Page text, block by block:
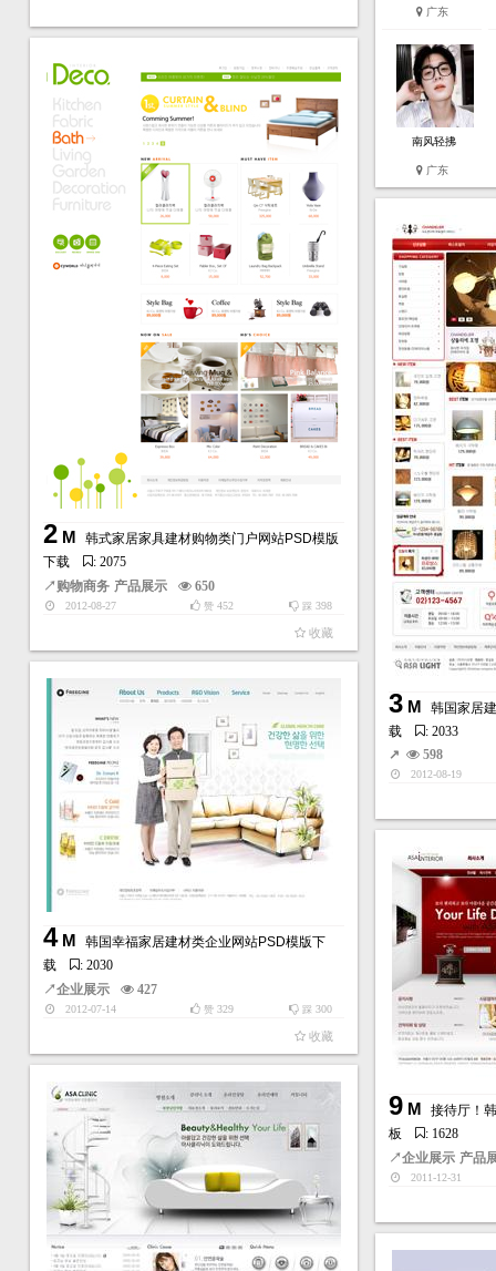
广东
南风轻拂
广东
2M
韩式家居家具建材购物类门户网站PSD模版
下载
: 2075
↗购物商务 产品展示 650
2012-08-27 踩 398
赞452
收藏
3M
韩国家居
载
: 2033
↗
598
2012-08-19
4M
韩国幸福家居建材类企业网站PSD模版下
载
: 2030
↗企业展示 427
2012-07-14 踩 300
赞329
收藏
9M
接待厅！
板
: 1628
↗企业展示 产品
2011-12-31